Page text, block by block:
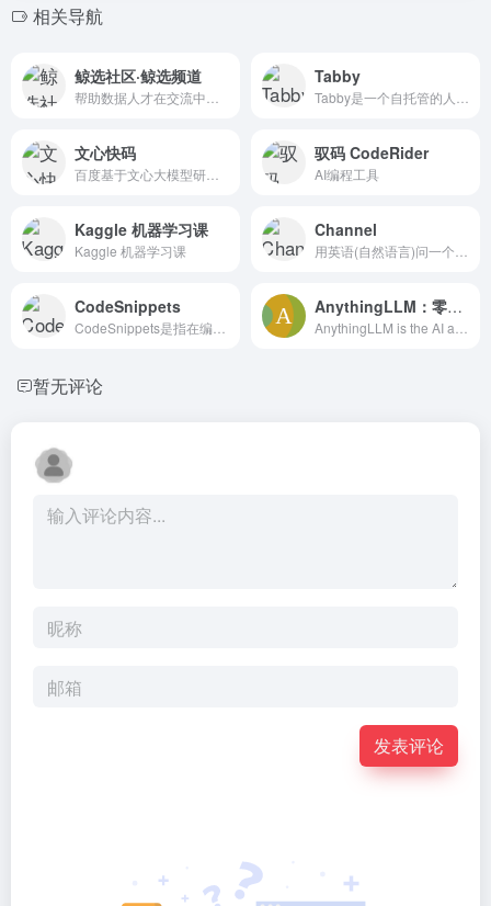
相关导航
鲸选社区·鲸选频道 Tabby
文心快码 驭码 CodeRider
AI编程工具
Kaggle 机器学习课
Kaggle 机器学习课
Channel
CodeSnippets AnythingLLM：零成本的私人ChatGPT，支持几乎所有主流大模型
暂无评论
发表评论